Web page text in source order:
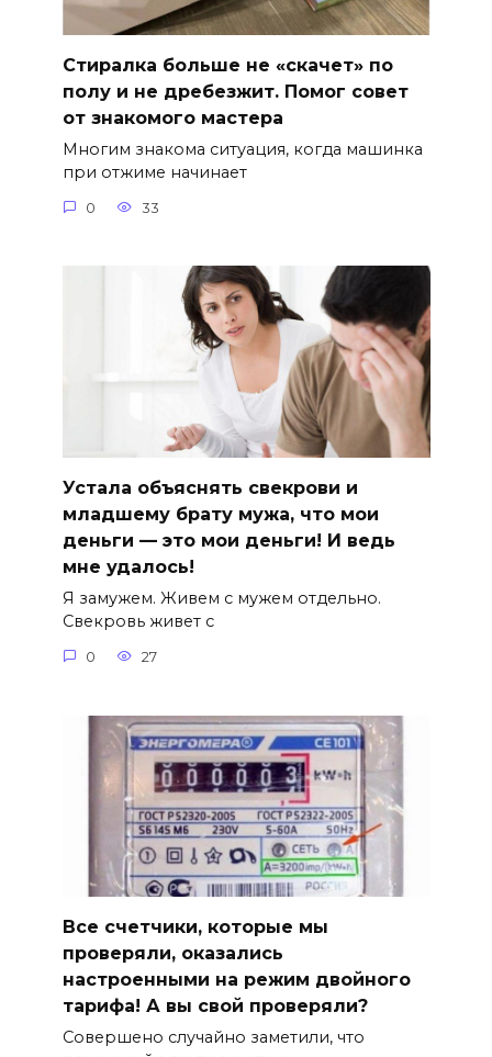
Стиралка больше не «скачет» по
полу и не дребезжит. Помог совет
от знакомого мастера
Многим знакома ситуация, когда машинка
при отжиме начинает
0 33
Устала объяснять свекрови и
младшему брату мужа, что мои
деньги — это мои деньги! И ведь
мне удалось!
Я замужем. Живем с мужем отдельно.
Свекровь живет с
0 27
Все счетчики, которые мы
проверяли, оказались
настроенными на режим двойного
тарифа! А вы свой проверяли?
Совершено случайно заметили, что